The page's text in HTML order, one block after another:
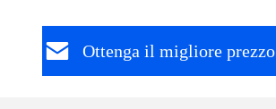
Ottenga il migliore prezzo